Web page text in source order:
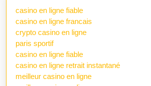
casino en ligne fiable
casino en ligne francais
crypto casino en ligne
paris sportif
casino en ligne fiable
casino en ligne retrait instantané
meilleur casino en ligne